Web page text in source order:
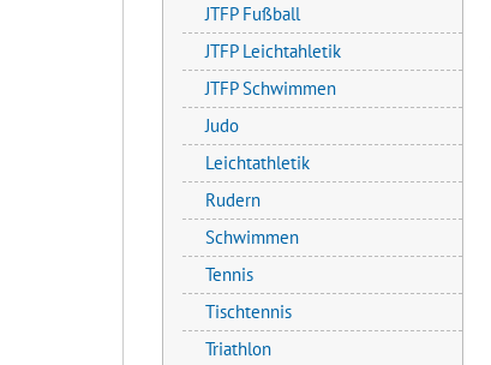
JTFP Fußball
JTFP Leichtahletik
JTFP Schwimmen
Judo
Leichtathletik
Rudern
Schwimmen
Tennis
Tischtennis
Triathlon